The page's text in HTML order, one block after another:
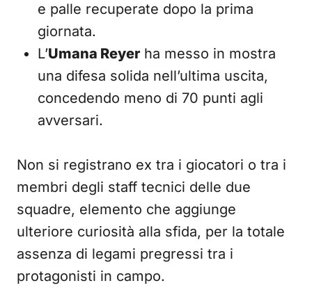
e palle recuperate dopo la prima
giornata.
L’Umana Reyer ha messo in mostra
una difesa solida nell’ultima uscita,
concedendo meno di 70 punti agli
avversari.
Non si registrano ex tra i giocatori o tra i
membri degli staff tecnici delle due
squadre, elemento che aggiunge
ulteriore curiosità alla sfida, per la totale
assenza di legami pregressi tra i
protagonisti in campo.